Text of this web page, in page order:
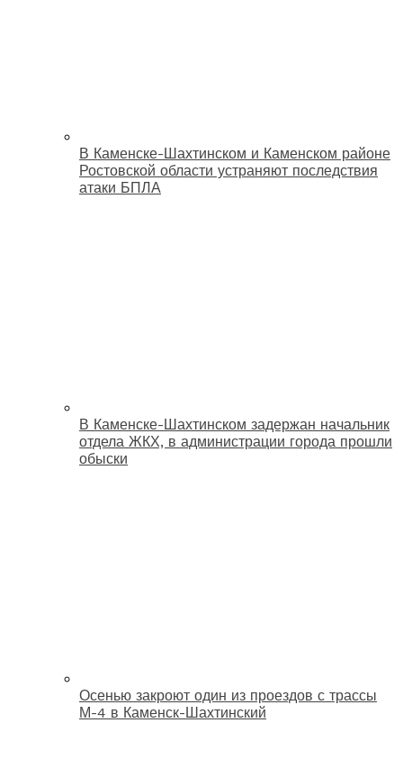
В Каменске-Шахтинском и Каменском районе
Ростовской области устраняют последствия
атаки БПЛА
В Каменске-Шахтинском задержан начальник
отдела ЖКХ, в администрации города прошли
обыски
Осенью закроют один из проездов с трассы
М-4 в Каменск-Шахтинский